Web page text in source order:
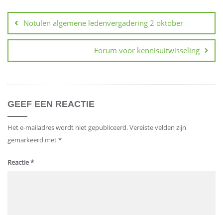
Notulen algemene ledenvergadering 2 oktober
Forum voor kennisuitwisseling
GEEF EEN REACTIE
Het e-mailadres wordt niet gepubliceerd.Vereiste velden zijn
gemarkeerd met*
Reactie*